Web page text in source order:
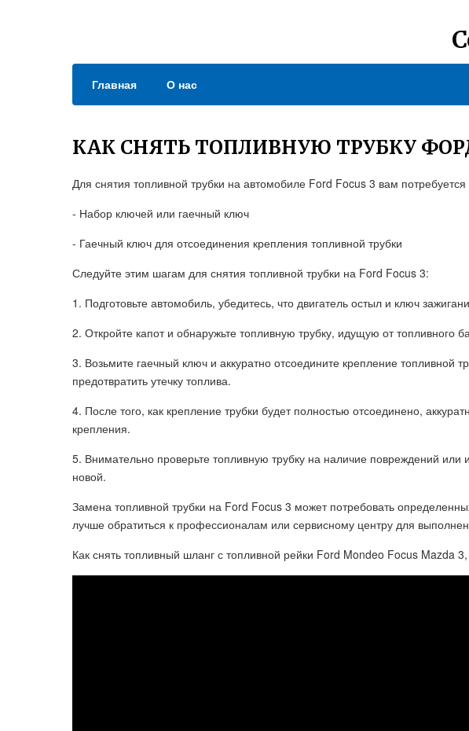
Главная О нас
КАК СНЯТЬ ТОПЛИВНУЮ ТРУБКУ
Для снятия топливной трубки на автомобиле Ford Focus 3 вам
- Набор ключей или гаечный ключ
- Гаечный ключ для отсоединения крепления топливной трубки
Следуйте этим шагам для снятия топливной трубки на Ford Focus 3:
1. Подготовьте автомобиль, убедитесь, что двигатель остыл и ключ
2. Откройте капот и обнаружьте топливную трубку, идущую от топливного
3. Возьмите гаечный ключ и аккуратно отсоедините крепление топливной
предотвратить утечку топлива.
4. После того, как крепление трубки будет полностью отсоединено,
крепления.
5. Внимательно проверьте топливную трубку на наличие повреждений
новой.
Замена топливной трубки на Ford Focus 3 может потребовать
лучше обратиться к профессионалам или сервисному центру для
Как снять топливный шланг с топливной рейки Ford Mondeo Focus Mazda